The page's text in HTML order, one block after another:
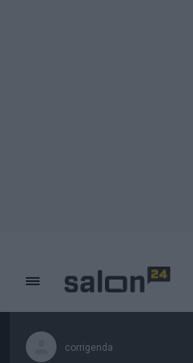
corrigenda